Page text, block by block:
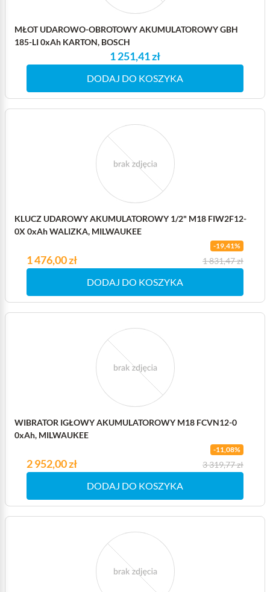
MŁOT UDAROWO-OBROTOWY AKUMULATOROWY GBH
185-LI 0xAh KARTON, BOSCH
1 251,41 zł
DODAJ DO KOSZYKA
KLUCZ UDAROWY AKUMULATOROWY 1/2" M18 FIW2F12-
0X 0xAh WALIZKA, MILWAUKEE
-19,41%
Cena
1 476,00 zł
Cena podstawowa 1 831,47 zł
DODAJ DO KOSZYKA
WIBRATOR IGŁOWY AKUMULATOROWY M18 FCVN12-0
0xAh, MILWAUKEE
-11,08%
Cena
2 952,00 zł
Cena podstawowa 3 319,77 zł
DODAJ DO KOSZYKA